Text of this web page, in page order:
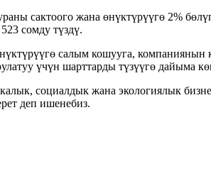
сактоого жана өнүктүрүүгө 2%
сомду түздү.
салым кошууга, компаниянын
үчүн шарттарды түзүүгө дайыма
социалдык жана экологиялык
деп ишенебиз.